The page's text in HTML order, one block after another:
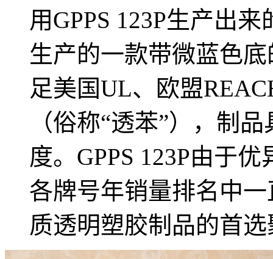
用GPPS 123P生产出
生产的一款带微蓝色
足美国UL、欧盟
（俗称“透苯”），制
度。GPPS 123P由于
各牌号年销量排名中
质透明塑胶制品的首